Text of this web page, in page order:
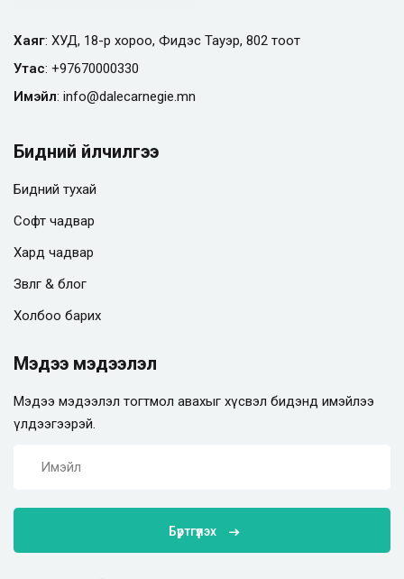
Хаяг: ХУД, 18-р хороо, Фидэс Тауэр, 802 тоот
Утас: +97670000330
Имэйл: info@dalecarnegie.mn
Бидний үйлчилгээ
Бидний тухай
Софт чадвар
Хард чадвар
Зөвлөгөө & блог
Холбоо барих
Мэдээ мэдээлэл
Мэдээ мэдээлэл тогтмол авахыг хүсвэл бидэнд имэйлээ
үлдээгээрэй.
Бүртгүүлэх